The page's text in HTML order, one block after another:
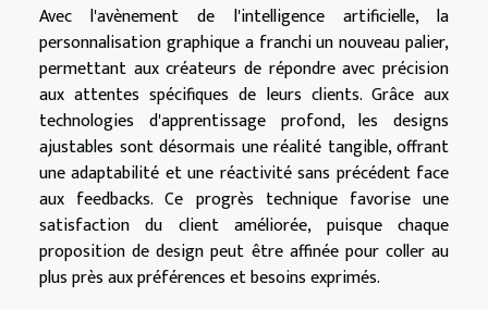
Avec l'avènement de l'intelligence artificielle, la
personnalisation graphique a franchi un nouveau palier,
permettant aux créateurs de répondre avec précision
aux attentes spécifiques de leurs clients. Grâce aux
technologies d'apprentissage profond, les designs
ajustables sont désormais une réalité tangible, offrant
une adaptabilité et une réactivité sans précédent face
aux feedbacks. Ce progrès technique favorise une
satisfaction du client améliorée, puisque chaque
proposition de design peut être affinée pour coller au
plus près aux préférences et besoins exprimés.